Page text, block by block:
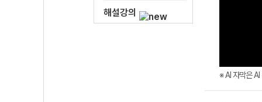
해설강의
※ AI 자막은 AI